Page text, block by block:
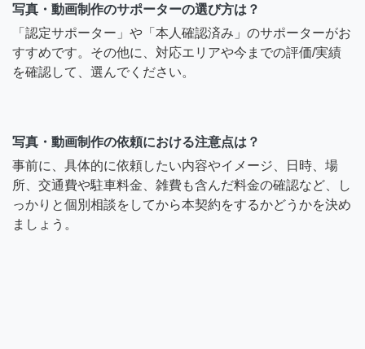
写真・動画制作のサポーターの選び方は？
「認定サポーター」や「本人確認済み」のサポーターがお
すすめです。その他に、対応エリアや今までの評価/実績
を確認して、選んでください。
写真・動画制作の依頼における注意点は？
事前に、具体的に依頼したい内容やイメージ、日時、場
所、交通費や駐車料金、雑費も含んだ料金の確認など、し
っかりと個別相談をしてから本契約をするかどうかを決め
ましょう。